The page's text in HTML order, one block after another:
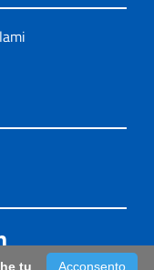
Acconsento
tu